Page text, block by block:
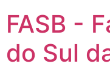
FASB -
do Sul